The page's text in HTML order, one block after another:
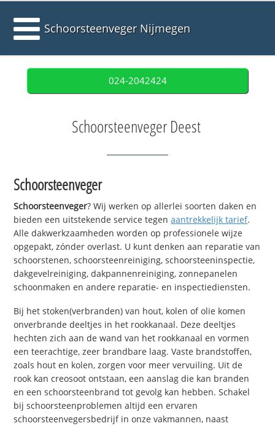
Schoorsteenveger Nijmegen
024-2042424
Schoorsteenveger Deest
Schoorsteenveger
Schoorsteenveger? Wij werken op allerlei soorten daken en
bieden een uitstekende service tegenaantrekkelijk tarief.
Alle dakwerkzaamheden worden op professionele wijze
opgepakt, zónder overlast. U kunt denken aan reparatie van
schoorstenen, schoorsteenreiniging, schoorsteeninspectie,
dakgevelreiniging, dakpannenreiniging, zonnepanelen
schoonmaken en andere reparatie- en inspectiediensten.
Bij het stoken(verbranden) van hout, kolen of olie komen
onverbrande deeltjes in het rookkanaal. Deze deeltjes
hechten zich aan de wand van het rookkanaal en vormen
een teerachtige, zeer brandbare laag. Vaste brandstoffen,
zoals hout en kolen, zorgen voor meer vervuiling. Uit de
rook kan creosoot ontstaan, een aanslag die kan branden
en een schoorsteenbrand tot gevolg kan hebben. Schakel
bij schoorsteenproblemen altijd een ervaren
schoorsteenvegersbedrijf in onze vakmannen, naast